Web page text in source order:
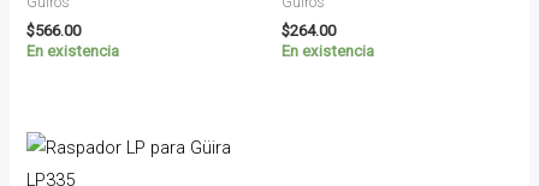
$566.00
En existencia
$264.00
En existencia